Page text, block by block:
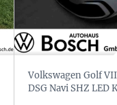
Volkswagen Golf
DSG Navi SHZ LED